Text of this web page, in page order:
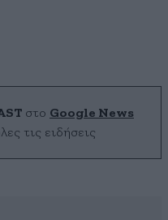
στο Google News
τις ειδήσεις